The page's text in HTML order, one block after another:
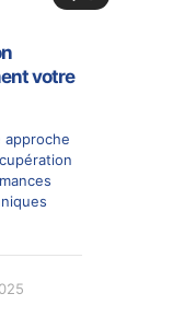
votre
approche